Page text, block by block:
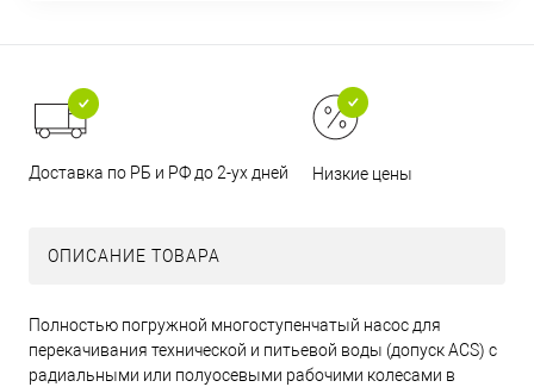
Доставка по РБ и РФ до 2-ух дней Низкие цены
ОПИСАНИЕ ТОВАРА
Полностью погружной многоступенчатый насос для
перекачивания технической и питьевой воды (допуск ACS) с
радиальными или полуосевыми рабочими колесами в